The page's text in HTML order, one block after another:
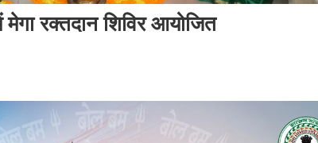
रक्तदान शिविर आयोजित